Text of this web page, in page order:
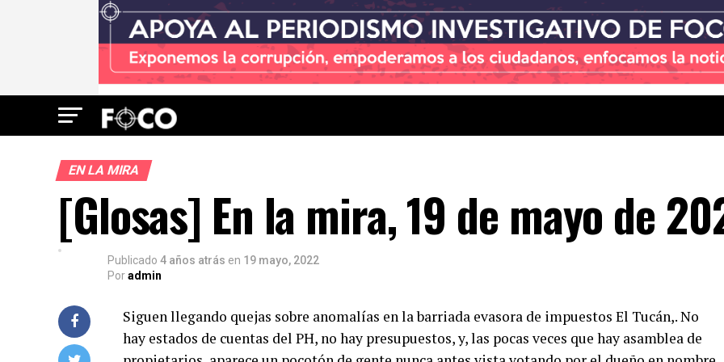
EN LA MIRA
[Glosas] En la mira, 19 de mayo de
Publicado 4 años atrás en 19 mayo, 2022
Poradmin
Siguen llegando quejas sobre anomalías en la barriada evasora de impuestos El Tucán,. No
hay estados de cuentas del PH, no hay presupuestos, y, las pocas veces que hay asamblea de